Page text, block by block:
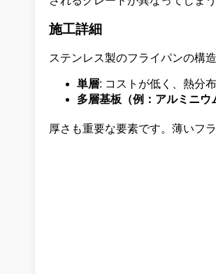
施工詳細
ステンレス製のフライパンの構
単層: コストが低く、熱分
多層基板（例：アルミニウ
厚さも重要な要素です。薄いフ